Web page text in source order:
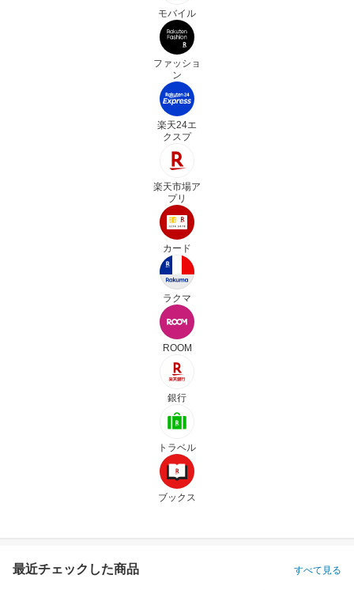
モバイル
ファッショ
ン
楽天24エ
クスプ
楽天市場ア
プリ
カード
ラクマ
ROOM
銀行
トラベル
ブックス
最近チェックした商品 すべて見る